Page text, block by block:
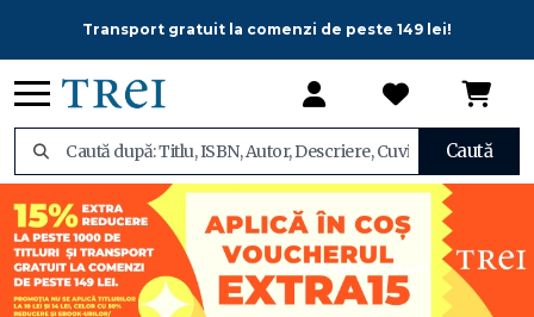
Transport gratuit la comenzi de peste 149 lei!
Caută